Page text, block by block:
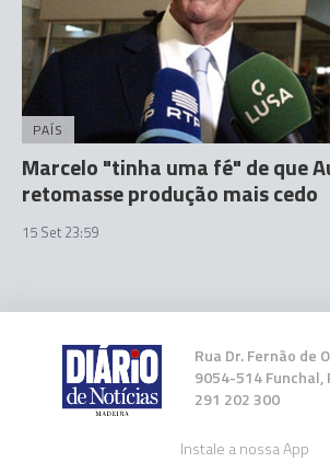
PAÍS
Marcelo "tinha uma fé" de que
retomasse produção mais cedo
15 Set 23:59
Rua Dr. Fernão de
9054-514 Funchal,
291 202 300
Instale a nossa App